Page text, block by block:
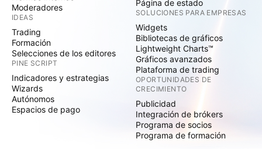
Moderadores
IDEAS
Trading
Formación
Selecciones de los editores
PINE SCRIPT
Indicadores y estrategias
Wizards
Autónomos
Espacios de pago
Página de estado
SOLUCIONES PARA EMPRESAS
Widgets
Bibliotecas de gráficos
Lightweight Charts™
Gráficos avanzados
Plataforma de trading
OPORTUNIDADES DE
CRECIMIENTO
Publicidad
Integración de brókers
Programa de socios
Programa de formación